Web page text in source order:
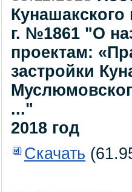
Кунашакского
г. №1861 "О
проектам:
застройки
..."
2018 год
Скачать